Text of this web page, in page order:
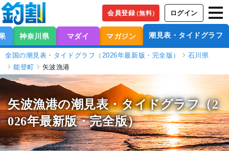
会員登録（無料） ログイン
神奈川県 マダイ マガジン 潮見表・タイドグラフ
全国の潮見表・タイドグラフ（2026年最新版・完全版）
石川県
能登町
矢波漁港
矢波漁港の潮見表・タイドグラフ（2
026年最新版・完全版）